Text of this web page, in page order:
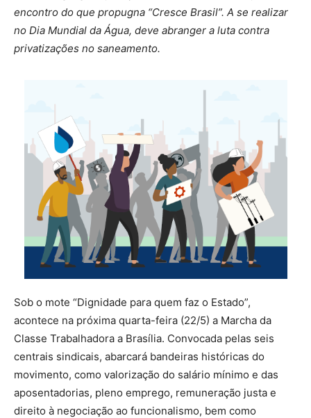
encontro do que propugna “Cresce Brasil”. A se realizar
no Dia Mundial da Água, deve abranger a luta contra
privatizações no saneamento.
Sob o mote “Dignidade para quem faz o Estado”,
acontece na próxima quarta-feira (22/5) a Marcha da
Classe Trabalhadora a Brasília. Convocada pelas seis
centrais sindicais, abarcará bandeiras históricas do
movimento, como valorização do salário mínimo e das
aposentadorias, pleno emprego, remuneração justa e
direito à negociação ao funcionalismo, bem como